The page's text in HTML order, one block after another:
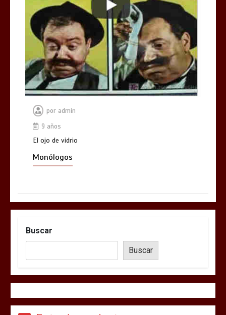
por admin
9 años
El ojo de vidrio
Monólogos
Buscar
Buscar